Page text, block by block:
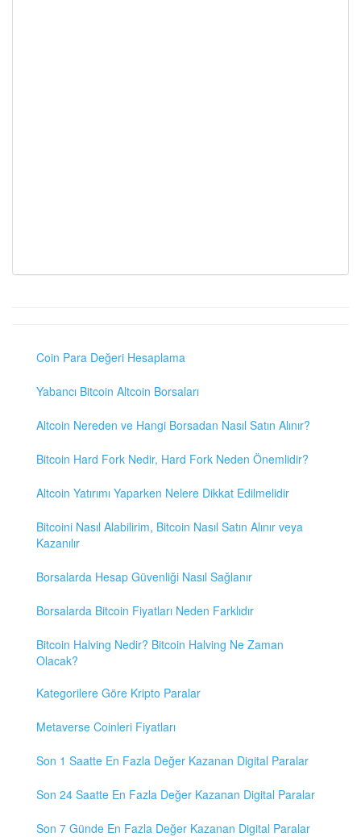
Coin Para Değeri Hesaplama
Yabancı Bitcoin Altcoin Borsaları
Altcoin Nereden ve Hangi Borsadan Nasıl Satın Alınır?
Bitcoin Hard Fork Nedir, Hard Fork Neden Önemlidir?
Altcoin Yatırımı Yaparken Nelere Dikkat Edilmelidir
Bitcoini Nasıl Alabilirim, Bitcoin Nasıl Satın Alınır veya
Kazanılır
Borsalarda Hesap Güvenliği Nasıl Sağlanır
Borsalarda Bitcoin Fiyatları Neden Farklıdır
Bitcoin Halving Nedir? Bitcoin Halving Ne Zaman
Olacak?
Kategorilere Göre Kripto Paralar
Metaverse Coinleri Fiyatları
Son 1 Saatte En Fazla Değer Kazanan Digital Paralar
Son 24 Saatte En Fazla Değer Kazanan Digital Paralar
Son 7 Günde En Fazla Değer Kazanan Digital Paralar